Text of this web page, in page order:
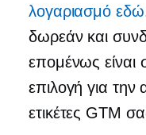
λογαριασμό εδώ
δωρεάν και
επομένως
επιλογή για
ετικέτες GTM